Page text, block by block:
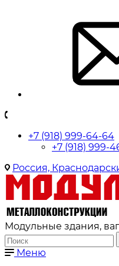
+7 (918) 999-64-64
+7 (918) 999-
Россия,
Модульные здания,
Меню